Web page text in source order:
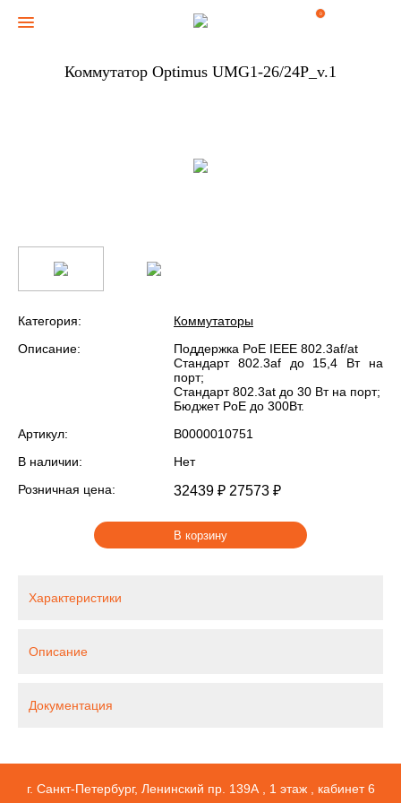
0
Коммутатор Optimus UMG1-26/24P_v.1
Категория:
Коммутаторы
Описание:
Поддержка PoE IEEE 802.3af/at
Стандарт 802.3af до 15,4 Вт на
порт;
Стандарт 802.3at до 30 Вт на порт;
Бюджет PoE до 300Вт.
Артикул:
В0000010751
В наличии:
Нет
Розничная цена:
32439 ₽ 27573 ₽
В корзину
Характеристики
Описание
Документация
г. Санкт-Петербург, Ленинский пр. 139А , 1 этаж , кабинет 6